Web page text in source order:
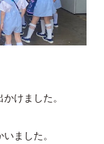
けました。
ました。